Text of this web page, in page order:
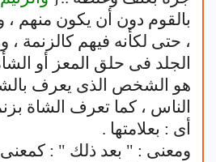
بالقوم دون أن يكون منهم ،
، حتى لكأنه فيهم كالزنمة
الجلد فى حلق المعز أو
هو الشخص الذى يعرف
الناس ، كما تعرف الشاة
أى : بعلامتها .
ومعنى : " بعد ذلك " :